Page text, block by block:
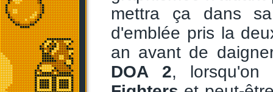
mettra ça dans
d'emblée pris la
an avant de
DOA 2,